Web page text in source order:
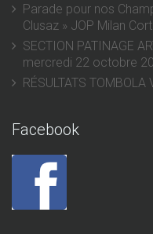
Parade pour nos
Clusaz » JOP Milan
SECTION PATINAGE
mercredi 22 octobre
RÉSULTATS TOMBOLA
Facebook